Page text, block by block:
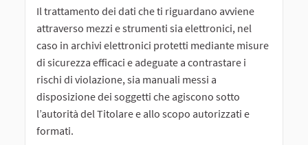
Il trattamento dei dati che ti riguardano avviene
attraverso mezzi e strumenti sia elettronici, nel
caso in archivi elettronici protetti mediante misure
di sicurezza efficaci e adeguate a contrastare i
rischi di violazione, sia manuali messi a
disposizione dei soggetti che agiscono sotto
l’autorità del Titolare e allo scopo autorizzati e
formati.